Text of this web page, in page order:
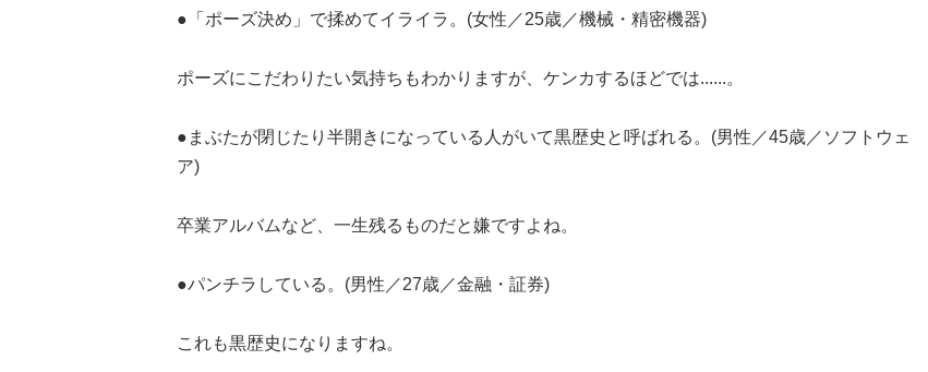
●「ポーズ決め」で揉めてイライラ。(女性／25歳／機械・精密機器)
ポーズにこだわりたい気持ちもわかりますが、ケンカするほどでは......。
●まぶたが閉じたり半開きになっている人がいて黒歴史と呼ばれる。(男性／45歳／ソフトウェ
ア)
卒業アルバムなど、一生残るものだと嫌ですよね。
●パンチラしている。(男性／27歳／金融・証券)
これも黒歴史になりますね。